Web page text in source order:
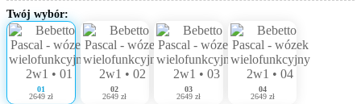
Twój wybór:
01
2649 zł
02
2649 zł
03
2649 zł
04
2649 zł